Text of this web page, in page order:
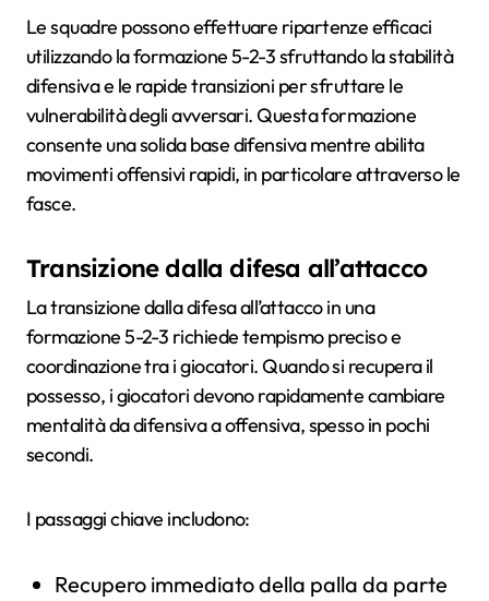
Le squadre possono effettuare ripartenze efficaci
utilizzando la formazione 5-2-3 sfruttando la stabilità
difensiva e le rapide transizioni per sfruttare le
vulnerabilità degli avversari. Questa formazione
consente una solida base difensiva mentre abilita
movimenti offensivi rapidi, in particolare attraverso le
fasce.
Transizione dalla difesa all’attacco
La transizione dalla difesa all’attacco in una
formazione 5-2-3 richiede tempismo preciso e
coordinazione tra i giocatori. Quando si recupera il
possesso, i giocatori devono rapidamente cambiare
mentalità da difensiva a offensiva, spesso in pochi
secondi.
I passaggi chiave includono:
Recupero immediato della palla da parte